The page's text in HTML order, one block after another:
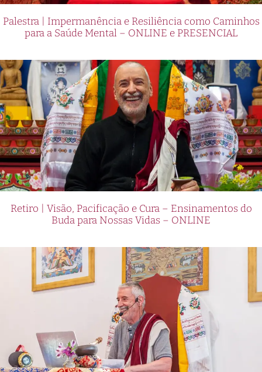
Palestra | Impermanência e Resiliência como Caminhos
para a Saúde Mental – ONLINE e PRESENCIAL
Retiro | Visão, Pacificação e Cura – Ensinamentos do
Buda para Nossas Vidas – ONLINE